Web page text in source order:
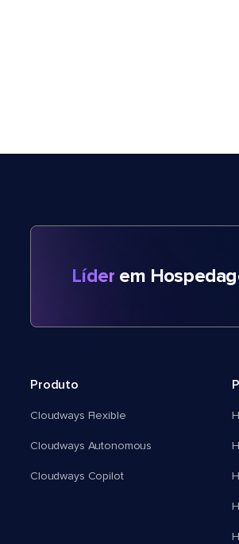
Líder em
Produto
Cloudways Flexible
Cloudways Autonomous
Cloudways Copilot